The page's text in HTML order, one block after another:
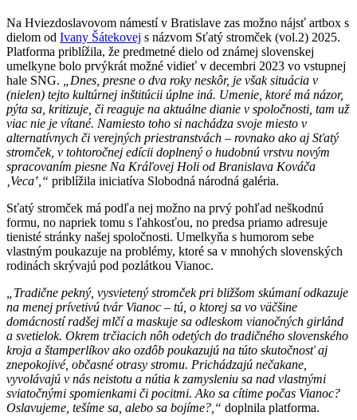
Na Hviezdoslavovom námestí v Bratislave zas možno nájsť artbox s
dielom od Ivany Šátekovej s názvom Sťatý stromček (vol.2) 2025.
Platforma priblížila, že predmetné dielo od známej slovenskej
umelkyne bolo prvýkrát možné vidieť v decembri 2023 vo vstupnej
hale SNG.
„Dnes, presne o dva roky neskôr, je však situácia v
(nielen) tejto kultúrnej inštitúcii úplne iná. Umenie, ktoré má názor,
pýta sa, kritizuje, či reaguje na aktuálne dianie v spoločnosti, tam už
viac nie je vítané. Namiesto toho si nachádza svoje miesto v
alternatívnych či verejných priestranstvách – rovnako ako aj Sťatý
stromček, v tohtoročnej edícii doplnený o hudobnú vrstvu novým
spracovaním piesne Na Kráľovej Holi od Branislava Kováča
‚Veca‛,“ priblížila iniciatíva Slobodná národná galéria.
Sťatý stromček má podľa nej možno na prvý pohľad neškodnú
formu, no napriek tomu s ľahkosťou, no predsa priamo adresuje
tienisté stránky našej spoločnosti. Umelkyňa s humorom sebe
vlastným poukazuje na problémy, ktoré sa v mnohých slovenských
rodinách skrývajú pod pozlátkou Vianoc.
„Tradične pekný, vysvietený stromček pri bližšom skúmaní odkazuje
na menej prívetivú tvár Vianoc – tú, o ktorej sa vo väčšine
domácností radšej mlčí a maskuje sa odleskom vianočných girlánd
a svetielok. Okrem trčiacich nôh odetých do tradičného slovenského
kroja a štamperlíkov ako ozdôb poukazujú na túto skutočnosť aj
znepokojivé, občasné otrasy stromu. Prichádzajú nečakane,
vyvolávajú v nás neistotu a nútia k zamysleniu sa nad vlastnými
sviatočnými spomienkami či pocitmi. Ako sa cítime počas Vianoc?
Oslavujeme, tešíme sa, alebo sa bojíme?,“ doplnila platforma.